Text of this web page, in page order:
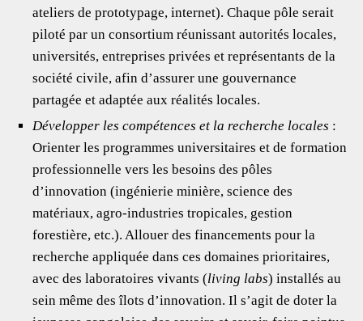
ateliers de prototypage, internet). Chaque pôle serait
piloté par un consortium réunissant autorités locales,
universités, entreprises privées et représentants de la
société civile, afin d’assurer une gouvernance
partagée et adaptée aux réalités locales.
Développer les compétences et la recherche locales :
Orienter les programmes universitaires et de formation
professionnelle vers les besoins des pôles
d’innovation (ingénierie minière, science des
matériaux, agro-industries tropicales, gestion
forestière, etc.). Allouer des financements pour la
recherche appliquée dans ces domaines prioritaires,
avec des laboratoires vivants (living labs) installés au
sein même des îlots d’innovation. Il s’agit de doter la